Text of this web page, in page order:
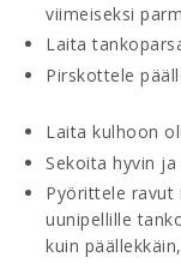
viimeiseksi
Laita
Pirskottele
Laita kulhoon
Sekoita hyvin
Pyörittele ravut
uunipellille
kuin